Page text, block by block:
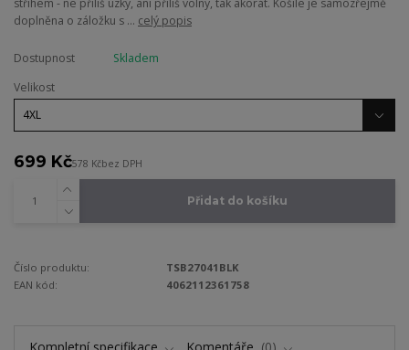
střihem - ne příliš úzký, ani příliš volný, tak akorát. Košile je samozřejmě
doplněna o záložku s ... celý popis
Dostupnost
Skladem
Velikost
699 Kč578 Kčbez DPH
Přidat do košíku
Číslo produktu:
TSB27041BLK
EAN kód:
4062112361758